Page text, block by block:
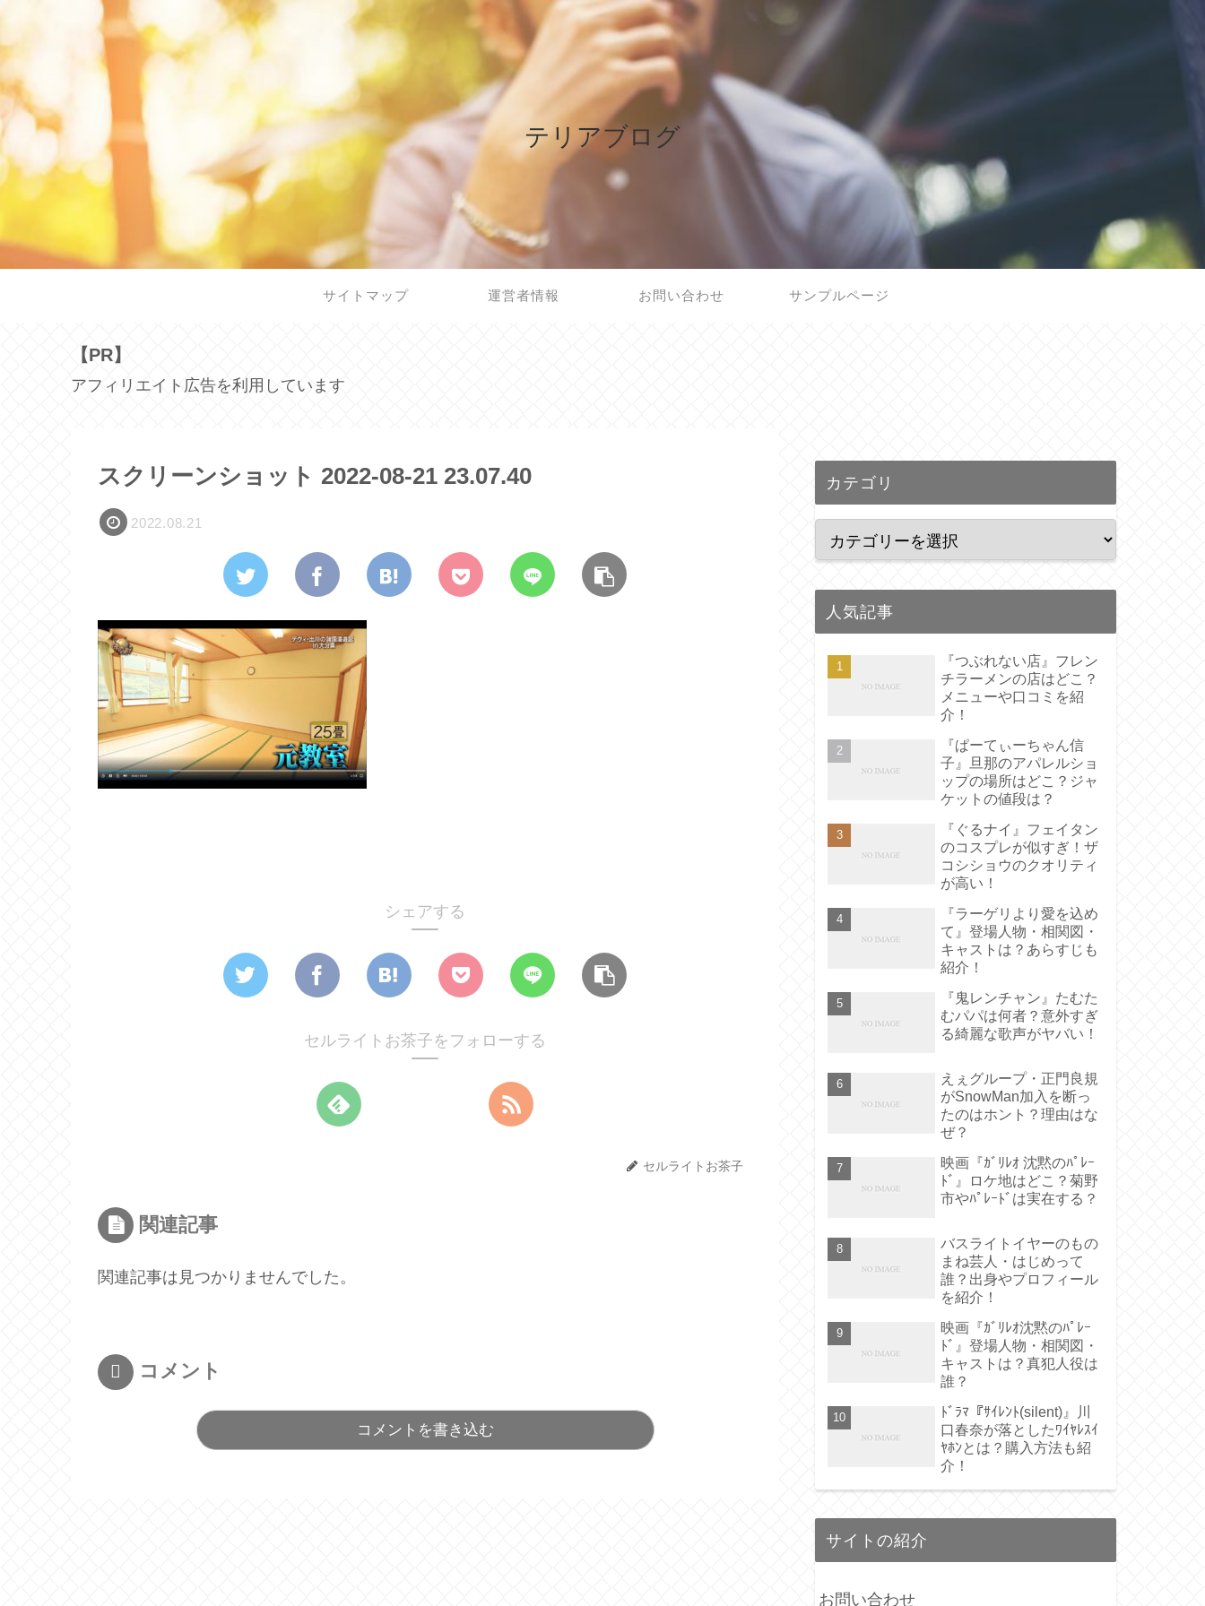
テリアブログ
サイトマップ 運営者情報 お問い合わせ サンプルページ
【PR】
アフィリエイト広告を利用しています
スクリーンショット 2022-08-21 23.07.40
2022.08.21
シェアする
セルライトお茶子をフォローする
セルライトお茶子
関連記事
関連記事は見つかりませんでした。
コメント
コメントを書き込む
カテゴリ
人気記事
『つぶれない店』フレン
チラーメンの店はどこ？
メニューや口コミを紹
介！
『ぱーてぃーちゃん信
子』旦那のアパレルショ
ップの場所はどこ？ジャ
ケットの値段は？
『ぐるナイ』フェイタン
のコスプレが似すぎ！ザ
コシショウのクオリティ
が高い！
『ラーゲリより愛を込め
て』登場人物・相関図・
キャストは？あらすじも
紹介！
『鬼レンチャン』たむた
むパパは何者？意外すぎ
る綺麗な歌声がヤバい！
えぇグループ・正門良規
がSnowMan加入を断っ
たのはホント？理由はな
ぜ？
映画『ｶﾞﾘﾚｵ 沈黙のﾊﾟﾚｰ
ﾄﾞ』ロケ地はどこ？菊野
市やﾊﾟﾚｰﾄﾞは実在する？
バスライトイヤーのもの
まね芸人・はじめって
誰？出身やプロフィール
を紹介！
映画『ｶﾞﾘﾚｵ沈黙のﾊﾟﾚｰ
ﾄﾞ』登場人物・相関図・
キャストは？真犯人役は
誰？
ﾄﾞﾗﾏ『ｻｲﾚﾝﾄ(silent)』川
口春奈が落としたﾜｲﾔﾚｽｲ
ﾔﾎﾝとは？購入方法も紹
介！
サイトの紹介
お問い合わせ